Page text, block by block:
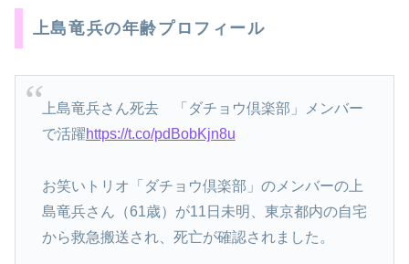
上島竜兵の年齢プロフィール
上島竜兵さん死去 「ダチョウ倶楽部」メンバー
で活躍https://t.co/pdBobKjn8u
お笑いトリオ「ダチョウ倶楽部」のメンバーの上
島竜兵さん（61歳）が11日未明、東京都内の自宅
から救急搬送され、死亡が確認されました。